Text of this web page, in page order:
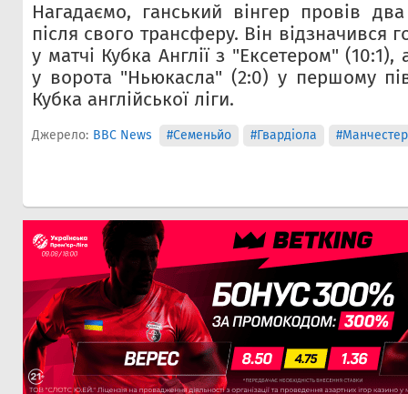
Нагадаємо, ганський вінгер провів
після свого трансферу. Він відзначився
у матчі Кубка Англії з "Ексетером"
у ворота "Ньюкасла" (2:0) у першому
Кубка англійської ліги.
Джерело: BBC News #Семеньйо #Гвардіола #Манчестер